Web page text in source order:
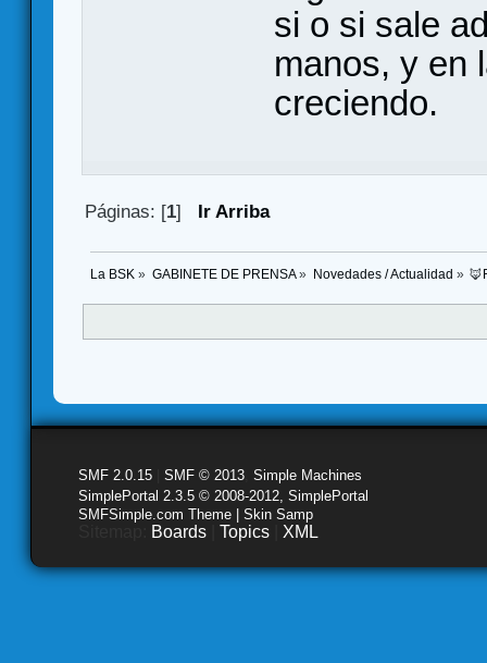
si o si sale
manos, y en
creciendo.
Páginas: [1] Ir Arriba
La BSK » GABINETE DE PRENSA» Novedades / Actualidad »
SMF 2.0.15 SMF © 2013 Simple Machines
SimplePortal 2.3.5 © 2008-2012, SimplePortal
SMFSimple.com Theme | Skin Samp
Boards Topics XML